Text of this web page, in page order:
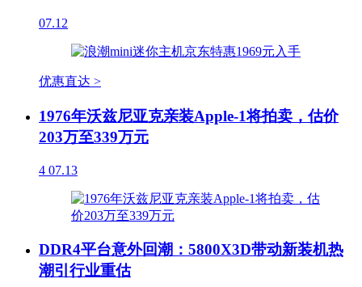
07.12
优惠直达 >
1976年沃兹尼亚克亲装Apple-1将拍卖，估价
203万至339万元
4 07.13
DDR4平台意外回潮：5800X3D带动新装机热
潮引行业重估